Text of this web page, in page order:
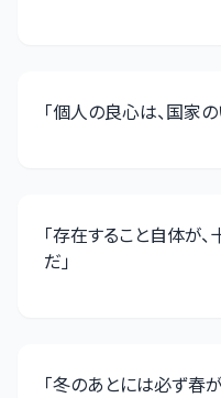
「個人の良心は、国家
「存在すること自体が
だ」
「冬のあとには必ず春